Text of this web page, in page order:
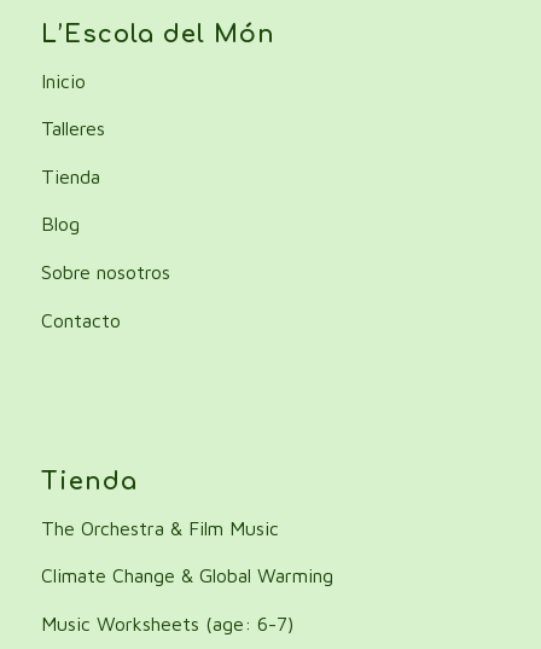
L’Escola del Món
Inicio
Talleres
Tienda
Blog
Sobre nosotros
Contacto
Tienda
The Orchestra & Film Music
Climate Change & Global Warming
Music Worksheets (age: 6-7)